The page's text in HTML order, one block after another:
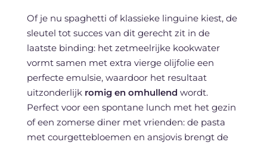
Of je nu spaghetti of klassieke linguine kiest, de
sleutel tot succes van dit gerecht zit in de
laatste binding: het zetmeelrijke kookwater
vormt samen met extra vierge olijfolie een
perfecte emulsie, waardoor het resultaat
uitzonderlijk romig en omhullend wordt.
Perfect voor een spontane lunch met het gezin
of een zomerse diner met vrienden: de pasta
met courgettebloemen en ansjovis brengt de